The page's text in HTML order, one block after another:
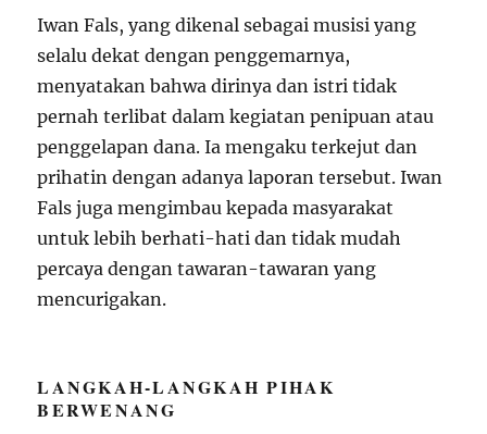
Iwan Fals, yang dikenal sebagai musisi yang
selalu dekat dengan penggemarnya,
menyatakan bahwa dirinya dan istri tidak
pernah terlibat dalam kegiatan penipuan atau
penggelapan dana. Ia mengaku terkejut dan
prihatin dengan adanya laporan tersebut. Iwan
Fals juga mengimbau kepada masyarakat
untuk lebih berhati-hati dan tidak mudah
percaya dengan tawaran-tawaran yang
mencurigakan.
LANGKAH-LANGKAH PIHAK
BERWENANG